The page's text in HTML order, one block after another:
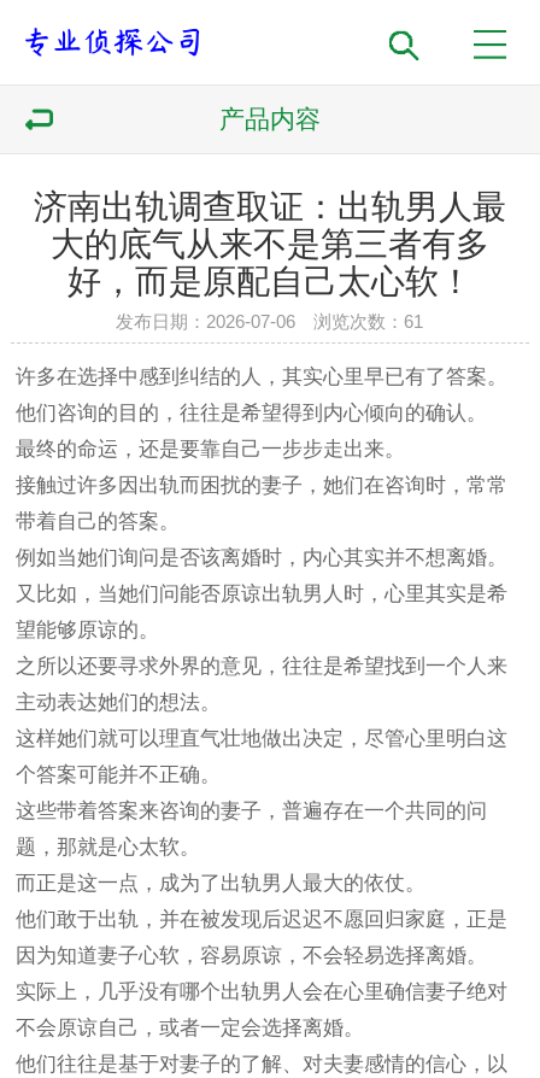
产品内容
济南出轨调查取证：出轨男人最
大的底气从来不是第三者有多
好，而是原配自己太心软！
发布日期：2026-07-06 浏览次数：61
许多在选择中感到纠结的人，其实心里早已有了答案。
他们咨询的目的，往往是希望得到内心倾向的确认。
最终的命运，还是要靠自己一步步走出来。
接触过许多因出轨而困扰的妻子，她们在咨询时，常常
带着自己的答案。
例如当她们询问是否该离婚时，内心其实并不想离婚。
又比如，当她们问能否原谅出轨男人 时，心里其实是希
望能够原谅的。
之所以还要寻求外界的意见，往往是希望找到一个人来
主动表达她们的想法。
这样她们就可以理直气壮地做出决定，尽管心里明白这
个答案可能并不正确。
这些带着答案来咨询的妻子，普遍存在一个共同的问
题，那就是心太软。
而正是这一点，成为了出轨男人最大的依仗。
他们敢于出轨，并在被发现后迟迟不愿回归家庭，正是
因为知道妻子心软，容易原谅，不会轻易选择离婚。
实际上，几乎没有哪个出轨男人会在心里确信妻子绝对
不会原谅自己，或者一定会选择离婚。
他们往往是基于对妻子的了解、对夫妻感情的信心，以